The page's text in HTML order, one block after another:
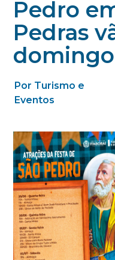
Pedro
Pedras
Por Turismo e
Eventos